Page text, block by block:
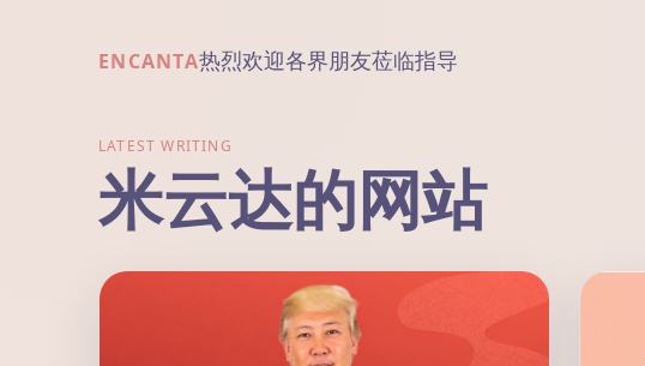
ENCANTA热烈欢迎各界朋友莅临指导
LATEST WRITING
米云达的网站